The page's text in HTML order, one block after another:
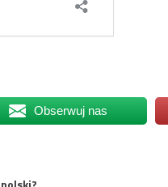
Obserwuj nas